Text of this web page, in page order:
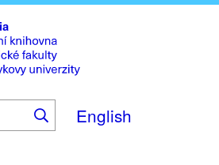
to
main
content
English